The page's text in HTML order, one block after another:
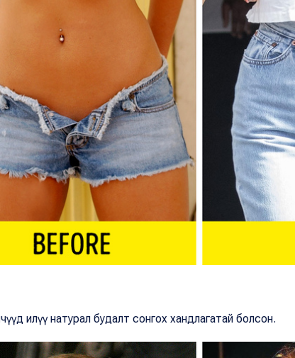
илүү натурал будалт сонгох хандлагатай болсон.